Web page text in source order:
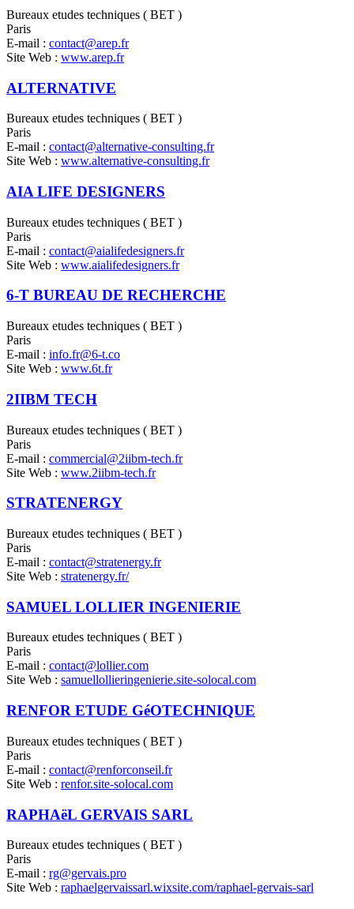
Bureaux etudes techniques ( BET )
Paris
E-mail : contact@arep.fr
Site Web : www.arep.fr
ALTERNATIVE
Bureaux etudes techniques ( BET )
Paris
E-mail : contact@alternative-consulting.fr
Site Web : www.alternative-consulting.fr
AIA LIFE DESIGNERS
Bureaux etudes techniques ( BET )
Paris
E-mail : contact@aialifedesigners.fr
Site Web : www.aialifedesigners.fr
6-T BUREAU DE RECHERCHE
Bureaux etudes techniques ( BET )
Paris
E-mail : info.fr@6-t.co
Site Web : www.6t.fr
2IIBM TECH
Bureaux etudes techniques ( BET )
Paris
E-mail : commercial@2iibm-tech.fr
Site Web : www.2iibm-tech.fr
STRATENERGY
Bureaux etudes techniques ( BET )
Paris
E-mail : contact@stratenergy.fr
Site Web : stratenergy.fr/
SAMUEL LOLLIER INGENIERIE
Bureaux etudes techniques ( BET )
Paris
E-mail : contact@lollier.com
Site Web : samuellollieringenierie.site-solocal.com
RENFOR ETUDE GéOTECHNIQUE
Bureaux etudes techniques ( BET )
Paris
E-mail : contact@renforconseil.fr
Site Web : renfor.site-solocal.com
RAPHAëL GERVAIS SARL
Bureaux etudes techniques ( BET )
Paris
E-mail : rg@gervais.pro
Site Web : raphaelgervaissarl.wixsite.com/raphael-gervais-sarl